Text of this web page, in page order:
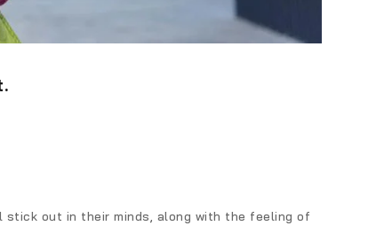
out in their minds, along with the feeling of